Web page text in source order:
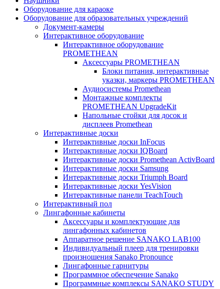
Оборудование для караоке
Оборудование для образовательных учреждений
Документ-камеры
Интерактивное оборудование
Интерактивное оборудование
PROMETHEAN
Аксессуары PROMETHEAN
Блоки питания, интерактивные
указки, маркеры PROMETHEAN
Аудиосистемы Promethean
Монтажные комплекты
PROMETHEAN UpgradeKit
Напольные стойки для досок и
дисплеев Promethean
Интерактивные доски
Интерактивные доски InFocus
Интерактивные доски IQBoard
Интерактивные доски Promethean ActivBoard
Интерактивные доски Samsung
Интерактивные доски Triumph Board
Интерактивные доски YesVision
Интерактивные панели TeachTouch
Интерактивный пол
Лингафонные кабинеты
Аксессуары и комплектующие для
лингафонных кабинетов
Аппаратное решение SANAKO LAB100
Индивидуальный плеер для тренировки
произношения Sanako Pronounce
Лингафонные гарнитуры
Программное обеспечение Sanako
Программные комплексы SANAKO STUDY